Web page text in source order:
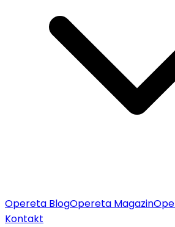
Opereta BlogOpereta Magazin
Kontakt